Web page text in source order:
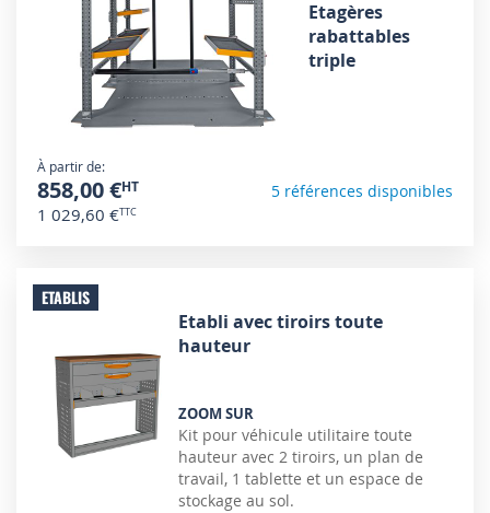
Etagères
rabattables
triple
À partir de
858,00 €
1 029,60 €
5 références disponibles
ETABLIS
Etabli avec tiroirs toute
hauteur
ZOOM SUR
Kit pour véhicule utilitaire toute
hauteur avec 2 tiroirs, un plan de
travail, 1 tablette et un espace de
stockage au sol.